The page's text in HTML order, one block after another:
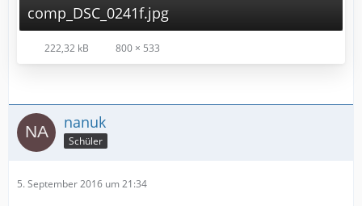
comp_DSC_0241f.jpg
222,32 kB 800 × 533
nanuk
Schüler
5. September 2016 um 21:34